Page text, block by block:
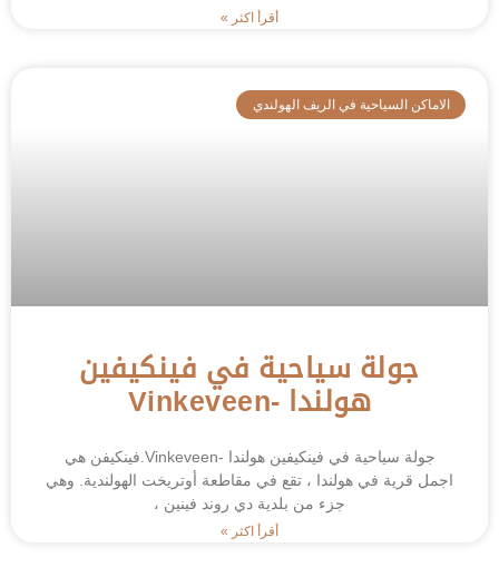
أقرأ اكثر »
الاماكن السياحية في الريف الهولندي
جولة سياحية في فينكيفين
هولندا -Vinkeveen
جولة سياحية في فينكيفين هولندا -Vinkeveen.فينكيفن هي
اجمل قرية في هولندا ، تقع في مقاطعة أوتريخت الهولندية. وهي
جزء من بلدية دي روند فينين ،
أقرأ اكثر »